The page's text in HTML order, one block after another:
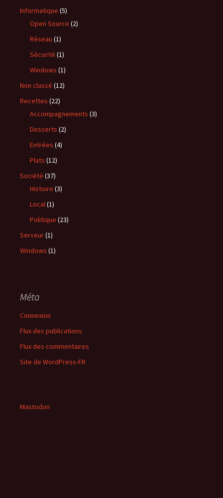
Informatique (5)
Open Source (2)
Réseau (1)
Sécurité (1)
Windows (1)
Non classé (12)
Recettes (22)
Accompagnements (3)
Desserts (2)
Entrées (4)
Plats (12)
Société (37)
Histoire (3)
Local(1)
Politique (23)
Serveur(1)
Windows (1)
Méta
Connexion
Flux des publications
Flux des commentaires
Site de WordPress-FR
Mastodon